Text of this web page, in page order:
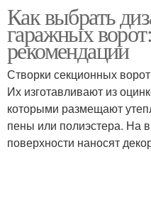
Ворот к архитектуре
Как выбрать
гаражных
рекомендации
Створки секционных
Их изготавливают из
которыми размещают
пены или полиэстера. На
поверхности наносят